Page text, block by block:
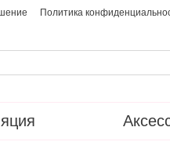
Политика